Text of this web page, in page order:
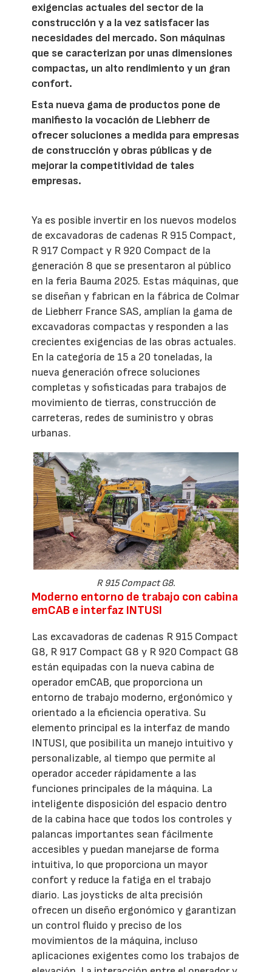
exigencias actuales del sector de la
construcción y a la vez satisfacer las
necesidades del mercado. Son máquinas
que se caracterizan por unas dimensiones
compactas, un alto rendimiento y un gran
confort.
Esta nueva gama de productos pone de
manifiesto la vocación de Liebherr de
ofrecer soluciones a medida para empresas
de construcción y obras públicas y de
mejorar la competitividad de tales
empresas.
Ya es posible invertir en los nuevos modelos
de excavadoras de cadenas R 915 Compact,
R 917 Compact y R 920 Compact de la
generación 8 que se presentaron al público
en la feria Bauma 2025. Estas máquinas, que
se diseñan y fabrican en la fábrica de Colmar
de Liebherr France SAS, amplían la gama de
excavadoras compactas y responden a las
crecientes exigencias de las obras actuales.
En la categoría de 15 a 20 toneladas, la
nueva generación ofrece soluciones
completas y sofisticadas para trabajos de
movimiento de tierras, construcción de
carreteras, redes de suministro y obras
urbanas.
R 915 Compact G8.
Moderno entorno de trabajo con cabina
emCAB e interfaz INTUSI
Las excavadoras de cadenas R 915 Compact
G8, R 917 Compact G8 y R 920 Compact G8
están equipadas con la nueva cabina de
operador emCAB, que proporciona un
entorno de trabajo moderno, ergonómico y
orientado a la eficiencia operativa. Su
elemento principal es la interfaz de mando
INTUSI, que posibilita un manejo intuitivo y
personalizable, al tiempo que permite al
operador acceder rápidamente a las
funciones principales de la máquina. La
inteligente disposición del espacio dentro
de la cabina hace que todos los controles y
palancas importantes sean fácilmente
accesibles y puedan manejarse de forma
intuitiva, lo que proporciona un mayor
confort y reduce la fatiga en el trabajo
diario. Las joysticks de alta precisión
ofrecen un diseño ergonómico y garantizan
un control fluido y preciso de los
movimientos de la máquina, incluso
aplicaciones exigentes como los trabajos de